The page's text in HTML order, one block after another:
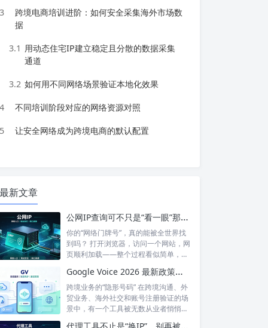
3
跨境电商培训进阶：如何安全采集海外市场数
据
3.1 用动态住宅IP建立稳定且分散的数据采集
通道
3.2 如何用不同网络场景验证本地化效果
4 不同培训阶段对应的网络资源对照
5 让安全网络成为跨境电商的默认配置
最新文章
公网IP查询可不只是“看一眼”那么简单！如何保护你的网络身份？
你的“网络门牌号”，真的能被全世界找
到吗？ 打开浏览器，访问一个网站，网
页顺利加载——整个过程看似简单，但
Google Voice 2026 最新政策解读：付费订阅、Gemini 纪要、实名认证——GV的变与不变
跨境业务的“隐形号码” 在跨境沟通、外
贸业务、海外社交和账号注册验证的场
景中，有一个工具被无数从业者悄悄使